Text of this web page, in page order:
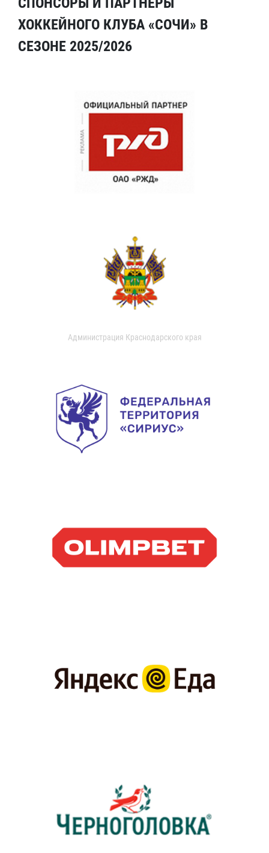
ХОККЕЙНОГО КЛУБА «СОЧИ» В
СЕЗОНЕ 2025/2026
Администрация Краснодарского края